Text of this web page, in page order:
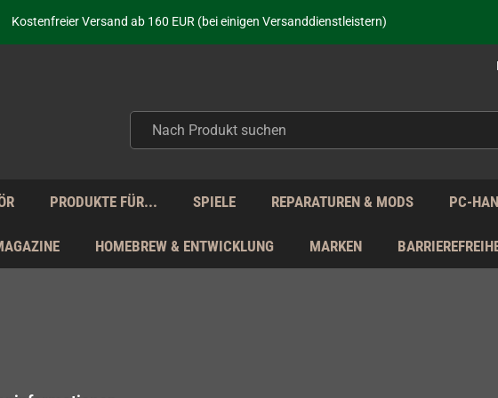
Kostenfreier Versand ab 160 EUR (bei einigen Versanddienstleistern)
Seit über 20 Jahren Deine Anlaufstelle für neue Retro-Hardware!
Täglicher Versand Mo - Fr aus Deutschland - zollfrei innerhalb der EU!
PRODUKTE FÜR... SPIELE REPARATUREN & MODS PC-
HOMEBREW & ENTWICKLUNG MARKEN